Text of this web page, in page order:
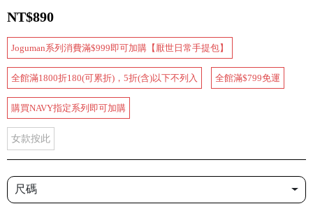
NT$890
Joguman系列消費滿$999即可加購【厭世日常手提包】
全館滿1800折180(可累折)，5折(含)以下不列入 全館滿$799免運
購買NAVY指定系列即可加購
女款按此
尺碼